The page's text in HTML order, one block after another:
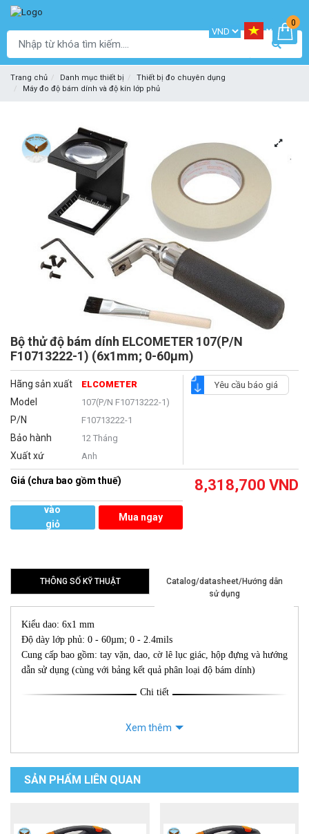
0
Trang chủ Danh mục thiết bị
Thiết bị đo chuyên dụng
Máy đo độ bám dính và độ kín lớp phủ
Bộ thử độ bám dính ELCOMETER 107(P/N
F10713222-1) (6x1mm; 0-60µm)
Hãng sản xuất ELCOMETER
Model 107(P/N F10713222-1)
P/N F10713222-1
Bảo hành 12 Tháng
Xuất xứ Anh
Yêu cầu báo giá
Giá (chưa bao gồm thuế) 8,318,700 VND
vào
giỏ
Mua ngay
THÔNG SỐ KỸ THUẬT
Catalog/datasheet/Hướng dẫn
sử dụng
Kiểu dao: 6x1 mm
Độ dày lớp phủ: 0 - 60µm; 0 - 2.4mils
Cung cấp bao gồm: tay vặn, dao, cờ lê lục giác, hộp đựng và hướng
dẫn sử dụng (cùng với bảng kết quả phân loại độ bám dính)
Chi tiết
Xem thêm
SẢN PHẨM LIÊN QUAN